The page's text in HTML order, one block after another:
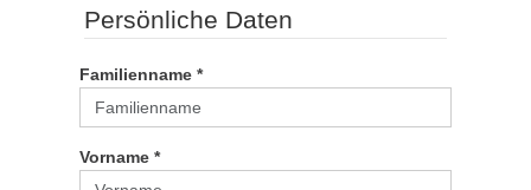
Persönliche Daten
Familienname *
Vorname *